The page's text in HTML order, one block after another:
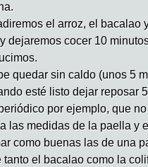
el arroz, el bacalao
dejaremos cocer 10
quedar sin caldo (unos 5
esté listo dejar reposar
por ejemplo, que
las medidas de la paella y
como buenas las de una
tanto el bacalao como la